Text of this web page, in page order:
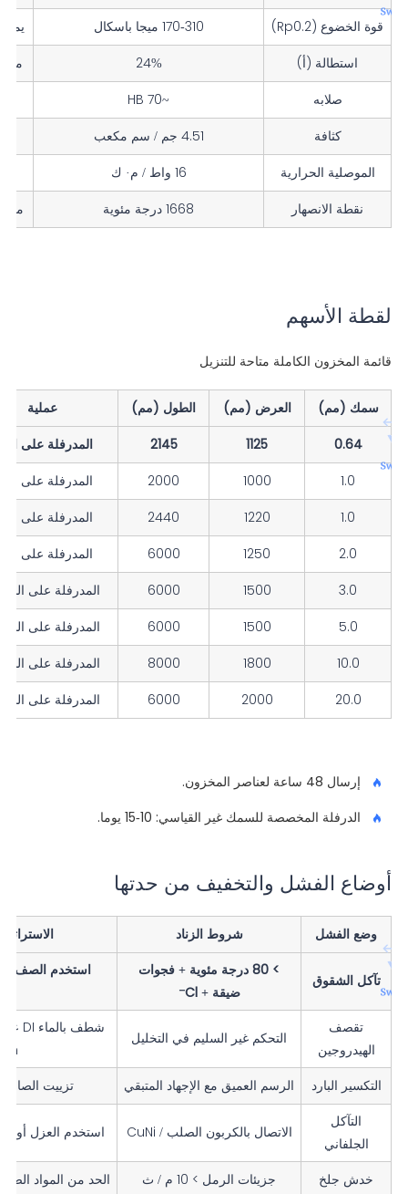
قوة الخضوع (Rp0.2)
170-310 ميجا باسكال
استطالة (أ)
24%
صلابه
~70 HB
كثافة
4.51 جم / سم مكعب
الموصلية الحرارية
16 واط / م· ك
نقطة الانصهار
1668 درجة مئوية
لقطة الأسهم
قائمة المخزون الكاملة متاحة للتنزيل
سمك (مم) العرض (مم) الطول (مم)
عملية
0.64
1125
2145
المدرفلة على
1.0
1000
2000
المدرفلة على
1.0
1220
2440
المدرفلة على
2.0
1250
6000
المدرفلة على
3.0
1500
6000
المدرفلة على
5.0
1500
6000
المدرفلة على
10.0
1800
8000
المدرفلة على
20.0
2000
6000 المدرفلة على
إرسال 48 ساعة لعناصر المخزون.
الدرفلة المخصصة للسمك غير القياسي: 10-15 يوما.
أوضاع الفشل والتخفيف من حدتها
وضع الفشل شروط الزناد
تآكل الشقوق
> 80 درجة مئوية + فجوات
ضيقة + Cl⁻
تقصف
الهيدروجين
التحكم غير السليم في التخليل
التكسير البارد
الرسم العميق مع الإجهاد المتبقي
تزييت
التآكل
الجلفاني
الاتصال بالكربون الصلب / CuNi استخدم العزل أو
خدش جلخ جزيئات الرمل > 10 م / ث الحد من المواد